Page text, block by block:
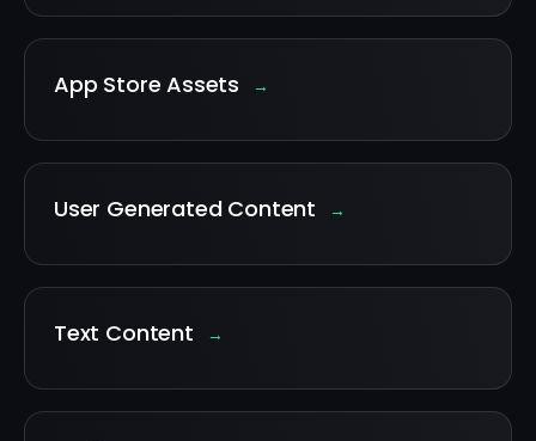
App Store Assets →
User Generated Content →
Text Content →